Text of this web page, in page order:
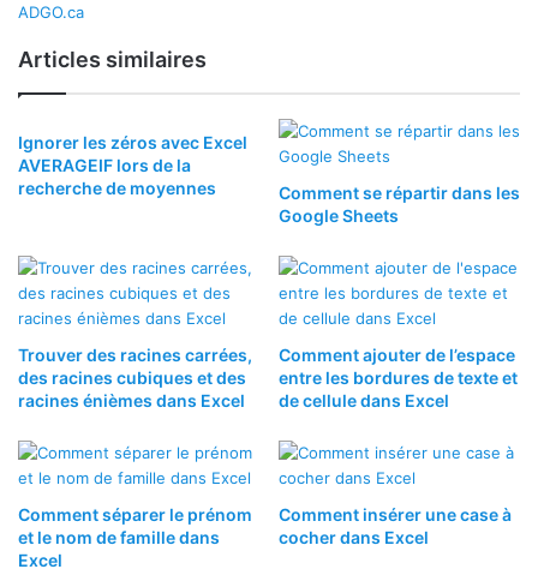
ADGO.ca
Articles similaires
Ignorer les zéros avec Excel
AVERAGEIF lors de la
recherche de moyennes
Comment se répartir dans les
Google Sheets
Trouver des racines carrées,
des racines cubiques et des
racines énièmes dans Excel
Comment ajouter de l’espace
entre les bordures de texte et
de cellule dans Excel
Comment séparer le prénom
et le nom de famille dans
Excel
Comment insérer une case à
cocher dans Excel